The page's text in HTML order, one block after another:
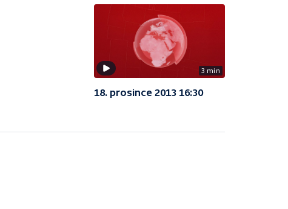
3 min
18. prosince 2013 16:30